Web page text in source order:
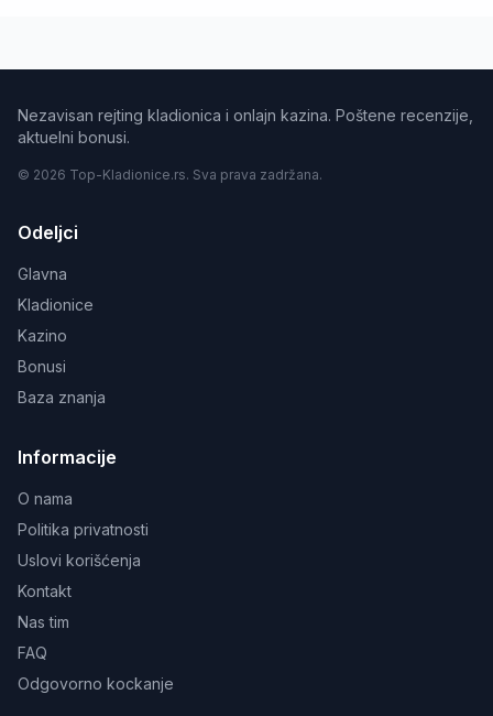
Nezavisan rejting kladionica i onlajn kazina. Poštene recenzije,
aktuelni bonusi.
© 2026 Top-Kladionice.rs. Sva prava zadržana.
Odeljci
Glavna
Kladionice
Kazino
Bonusi
Baza znanja
Informacije
O nama
Politika privatnosti
Uslovi korišćenja
Kontakt
Nas tim
FAQ
Odgovorno kockanje